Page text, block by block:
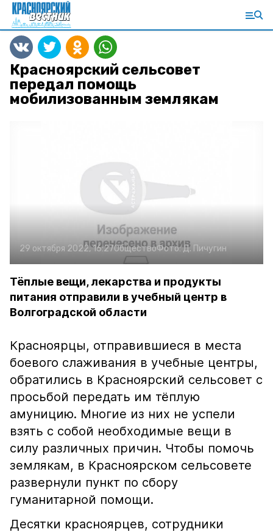
Красноярский сельсовет
передал помощь
мобилизованным землякам
29 октября 2022, 16:27ОбществоФото:Д. Пичугин
Тёплые вещи, лекарства и продукты
питания отправили в учебный центр в
Волгоградской области
Красноярцы, отправившиеся в места
боевого слаживания в учебные центры,
обратились в Красноярский сельсовет с
просьбой передать им тёплую
амуницию. Многие из них не успели
взять с собой необходимые вещи в
силу различных причин. Чтобы помочь
землякам, в Красноярском сельсовете
развернули пункт по сбору
гуманитарной помощи.
Десятки красноярцев, сотрудники